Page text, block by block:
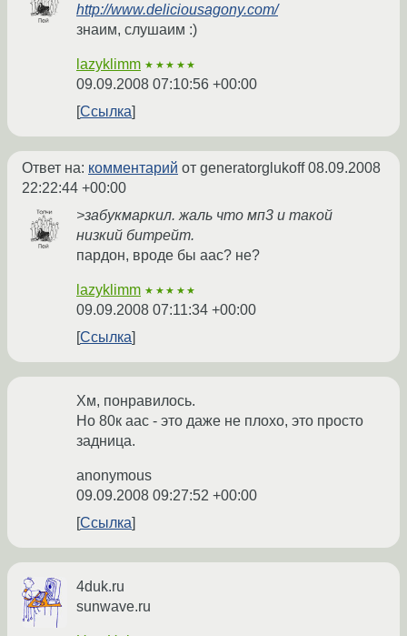
http://www.deliciousagony.com/
знаим, слушаим :)
lazyklimm ★★★★★
09.09.2008 07:10:56 +00:00
Ссылка
Ответ на: комментарий от generatorglukoff08.09.2008
22:22:44 +00:00
>забукмаркил. жаль что мп3 и такой
низкий битрейт.
пардон, вроде бы aac? не?
lazyklimm ★★★★★
09.09.2008 07:11:34 +00:00
Ссылка
Хм, понравилось.
Но 80к аас - это даже не плохо, это просто
задница.
anonymous
09.09.2008 09:27:52 +00:00
Ссылка
4duk.ru
sunwave.ru